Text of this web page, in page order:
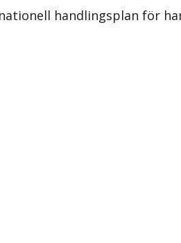
handlingsplan för